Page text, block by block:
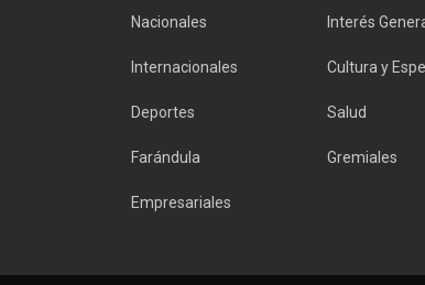
Nacionales Interés
Internacionales Cultura y
Deportes Salud
Farándula Gremiales
Empresariales